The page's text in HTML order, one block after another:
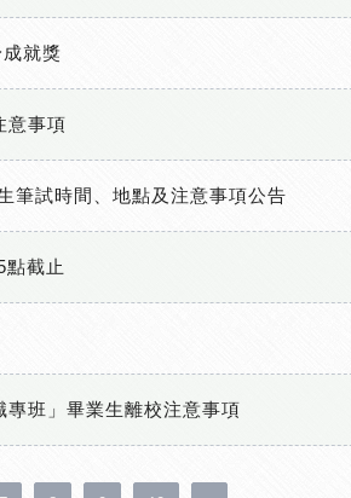
就獎
意事項
筆試時間、地點及注意事項公告
點截止
班」畢業生離校注意事項